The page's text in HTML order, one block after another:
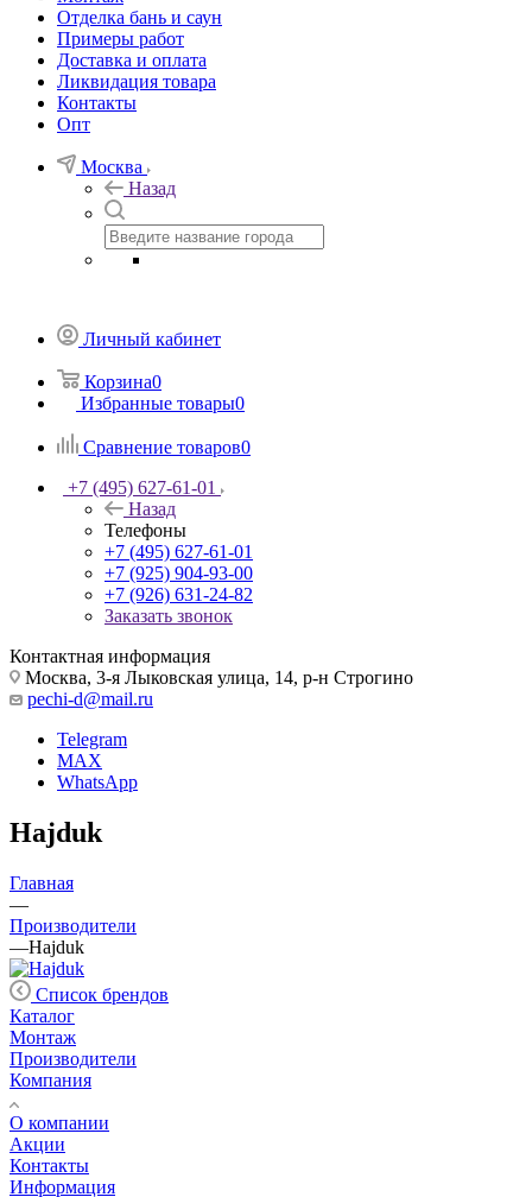
Отделка бань и саун
Примеры работ
Доставка и оплата
Ликвидация товара
Контакты
Опт
Москва
Назад
Личный кабинет
Корзина0
Избранные товары0
Сравнение товаров0
+7 (495) 627-61-01
Назад
Телефоны
+7 (495) 627-61-01
+7 (925) 904-93-00
+7 (926) 631-24-82
Заказать звонок
Контактная информация
Москва, 3-я Лыковская улица, 14, р-н Строгино
pechi-d@mail.ru
Telegram
MAX
WhatsApp
Hajduk
Главная
—
Производители
—Hajduk
Список брендов
Каталог
Монтаж
Производители
Компания
О компании
Акции
Контакты
Информация